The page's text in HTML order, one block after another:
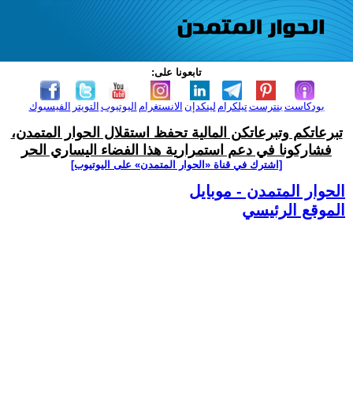
تابعونا على:
الفيسبوك التويتر اليوتيوب الانستغرام لينكدإن تيلكرامبنترست بودكاست
تبرعاتكم وتبرعاتكن المالية تحفظ استقلال الحوار المتمدن،
فشاركونا في دعم استمرارية هذا الفضاء اليساري الحر
[اشترك في قناة ‫«الحوار المتمدن» على اليوتيوب]
الحوار المتمدن - موبايل
الموقع الرئيسي